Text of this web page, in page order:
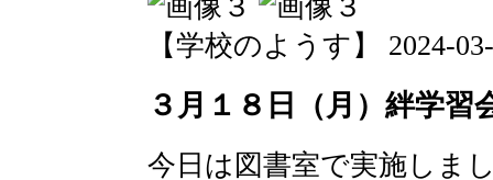
【学校のようす】 2024-
３月１８日（月）絆学習
今日は図書室で実施しま